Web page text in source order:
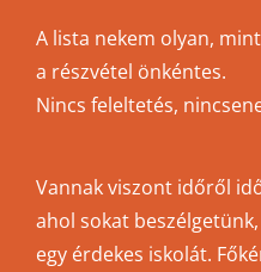
A lista nekem olyan,
a részvétel önkéntes.
Nincs feleltetés,
Vannak viszont időről
ahol sokat
egy érdekes iskolát.